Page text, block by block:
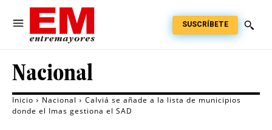
SUSCRÍBETE
Nacional
Inicio Nacional
Calviá se añade a la lista de municipios
donde el Imas gestiona el SAD